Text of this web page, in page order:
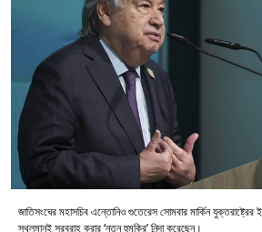
জাতিসংঘের মহাসচিব এন্তোনিও গুতেরেস সোমবার মার্কিন যুক্তরাষ্ট্রের
স্থলমানই সরবরাহ করার ‘নতুন হুমকির’ নিন্দা করেছেন।